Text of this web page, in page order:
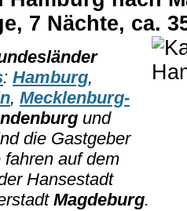
7 Nächte, ca.
: Hamburg,
, Mecklenburg-
und
die Gastgeber
auf dem
Hansestadt
Magdeburg.